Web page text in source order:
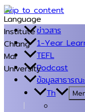
Skip to content
ข่าวสาร
1-Year
TEFL
Podcast
ข้อมูลสาธารณะ
Th